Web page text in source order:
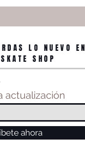
LO NUEVO EN
SHOP
actualización
ahora